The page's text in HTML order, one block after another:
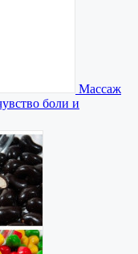
Массаж
боли и